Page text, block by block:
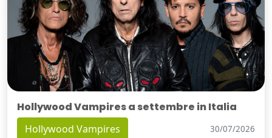
Hollywood Vampires a settembre in Italia
Hollywood Vampires 30/07/2026